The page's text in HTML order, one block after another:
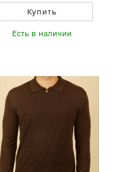
Купить
Есть в наличии